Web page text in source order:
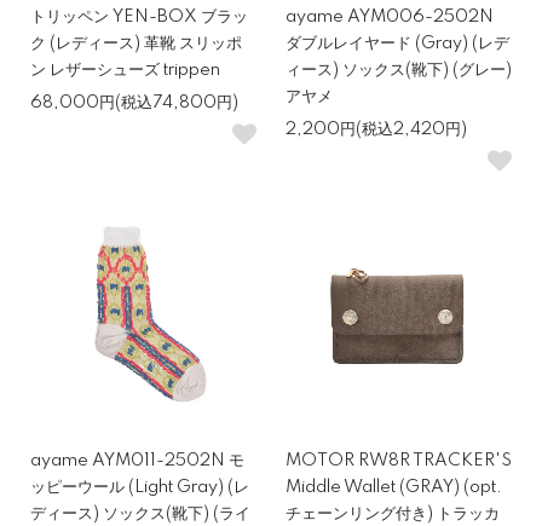
トリッペン YEN-BOX ブラッ
ク (レディース) 革靴 スリッポ
ン レザーシューズ trippen
68,000円(税込74,800円)
ayame AYM006-2502N
ダブルレイヤード (Gray) (レデ
ィース) ソックス(靴下) (グレー)
アヤメ
2,200円(税込2,420円)
ayame AYM011-2502N モ
ッピーウール (Light Gray) (レ
ディース) ソックス(靴下) (ライ
MOTOR RW8R TRACKER'S
Middle Wallet (GRAY) (opt.
チェーンリング付き) トラッカ